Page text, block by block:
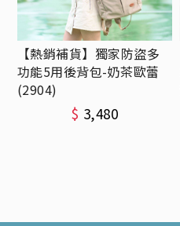
【熱銷補貨】獨家防盜多
功能5用後背包-奶茶歐蕾
(2904)
$ 3,480